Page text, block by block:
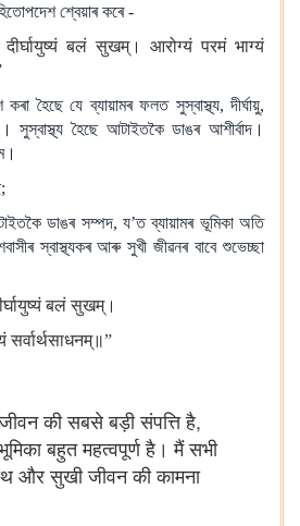
শ্বেয়াৰ কৰে -
दीर्घायुष्यं बलं सुखम्। आरोग्यं परमं भाग्यं
হৈছে যে ব্যায়ামৰ ফলত সুস্বাস্থ্য, দীৰ্ঘায়ু,
হৈছে আটাইতকৈ ডাঙৰ আশীৰ্বাদ।
ডাঙৰ সম্পদ, য’ত ব্যায়ামৰ ভূমিকা অতি
স্বাস্থ্যকৰ আৰু সুখী জীৱনৰ বাবে শুভেচ্ছা
बलं सुखम्।
सर्वार्थसाधनम्॥”
की सबसे बड़ी संपत्ति है,
बहुत महत्वपूर्ण है। मैं सभी
और सुखी जीवन की कामना